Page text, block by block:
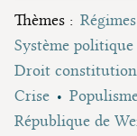
Thèmes :
Système politique
Droit
Crise
République de